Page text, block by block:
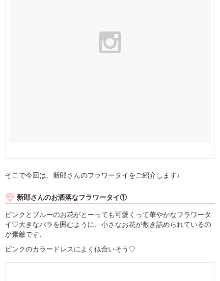
そこで今回は、新郎さんのフラワータイをご紹介します♩
新郎さんのお洒落なフラワータイ①
ピンクとブルーのお花がとーっても可愛くって華やかなフラワータ
イ♡大きなバラを囲むように、小さなお花が敷き詰められているの
が素敵です♩
ピンクのカラードレスによく似合いそう♡